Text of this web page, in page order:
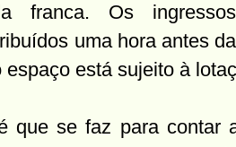
franca. Os ingressos
uma hora antes da
espaço está sujeito à
que se faz para contar